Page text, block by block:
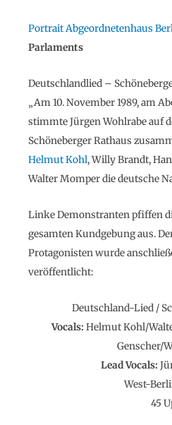
Portrait Abgeordnetenhaus
Parlaments
Deutschlandlied –
„Am 10. November 1989, am
stimmte Jürgen Wohlrabe auf
Schöneberger Rathaus
Helmut Kohl, Willy Brandt,
Walter Momper die deutsche
Linke Demonstranten pfiffen
gesamten Kundgebung aus.
Protagonisten wurde
veröffentlicht:
Deutschland-Lied /
Vocals: Helmut Kohl/
Genscher/
Lead Vocals:
West-
45